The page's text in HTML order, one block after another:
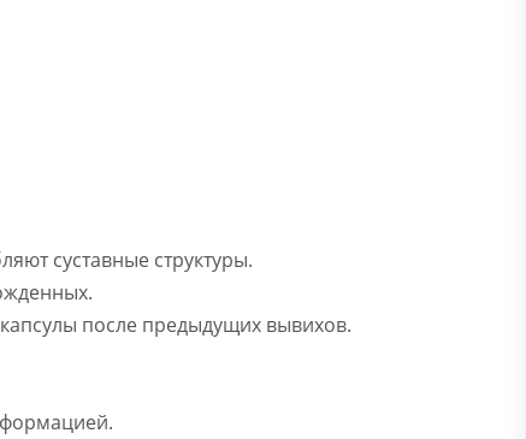
суставные структуры.
после предыдущих вывихов.